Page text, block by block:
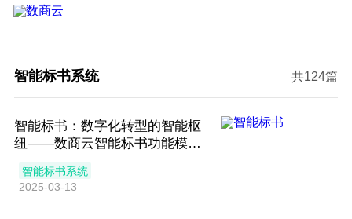
智能标书系统 共124篇
智能标书：数字化转型的智能枢
纽——数商云智能标书功能模块
智能标书系统
2025-03-13